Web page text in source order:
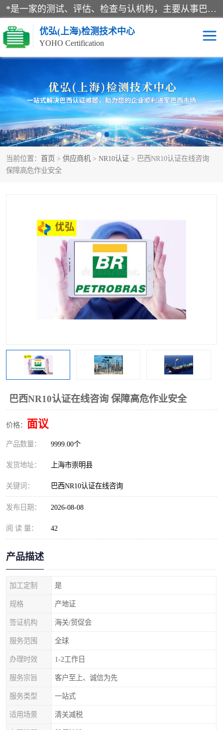
*是一家的测试、评估、检查与认机构，主要从事巴西NR10认证、NR12认证、NR13认证；ANATEL认证、INMTRO认证，欧盟CE认证：MD认证，PED认证，MID认证，ATEX认证，德国蓝色天使认证。
优弘(上海)检测技术中心
YOHO Certification
当前位置： 首页 > 供应商机 > NR10认证 > 巴西NR10认证在线咨询
保障高危作业安全
巴西NR10认证在线咨询 保障高危作业安全
价格： 面议
产品数量： 9999.00个
发货地址： 上海市崇明县
关键词： 巴西NR10认证在线咨询
发布日期： 2026-08-08
阅 读 量： 42
产品描述
加工定制 是
规格 产地证
签证机构 海关/贸促会
服务范围 全球
办理时效 1-2工作日
服务宗旨 客户至上、诚信为先
服务类型 一站式
适用场景 清关减税
RECYCLASS认证 NR10认证
NR12认证 NR13认证
ART认证 巴西NR认证
巴西认证 RETIE认证